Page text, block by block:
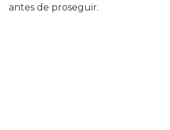
antes de proseguir.